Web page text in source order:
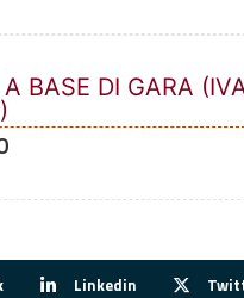
BASE DI GARA
Linkedin